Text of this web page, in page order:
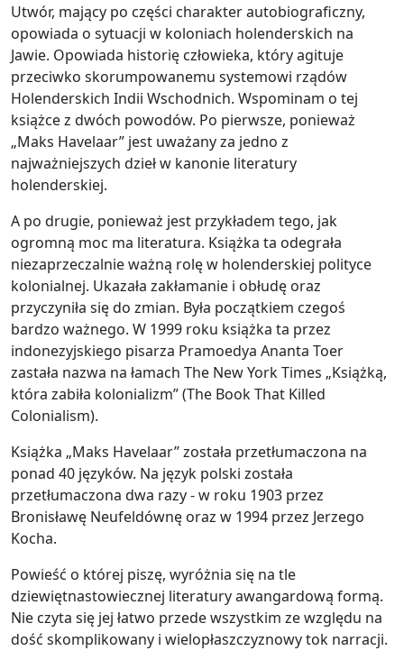
Utwór, mający po części charakter autobiograficzny,
opowiada o sytuacji w koloniach holenderskich na
Jawie. Opowiada historię człowieka, który agituje
przeciwko skorumpowanemu systemowi rządów
Holenderskich Indii Wschodnich. Wspominam o tej
książce z dwóch powodów. Po pierwsze, ponieważ
„Maks Havelaar” jest uważany za jedno z
najważniejszych dzieł w kanonie literatury
holenderskiej.
A po drugie, ponieważ jest przykładem tego, jak
ogromną moc ma literatura. Książka ta odegrała
niezaprzeczalnie ważną rolę w holenderskiej polityce
kolonialnej. Ukazała zakłamanie i obłudę oraz
przyczyniła się do zmian. Była początkiem czegoś
bardzo ważnego. W 1999 roku książka ta przez
indonezyjskiego pisarza Pramoedya Ananta Toer
zastała nazwa na łamach The New York Times „Książką,
która zabiła kolonializm” (The Book That Killed
Colonialism).
Książka „Maks Havelaar” została przetłumaczona na
ponad 40 języków. Na język polski została
przetłumaczona dwa razy - w roku 1903 przez
Bronisławę Neufeldównę oraz w 1994 przez Jerzego
Kocha.
Powieść o której piszę, wyróżnia się na tle
dziewiętnastowiecznej literatury awangardową formą.
Nie czyta się jej łatwo przede wszystkim ze względu na
dość skomplikowany i wielopłaszczyznowy tok narracji.